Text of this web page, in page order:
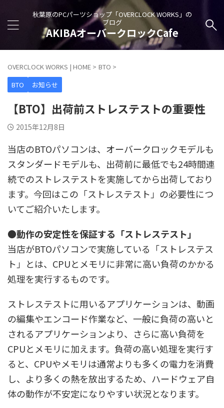
秋葉原のPCパーツショップ「OVERCLOCK WORKS」の
ブログ
AKIBAオーバークロックCafe
OVERCLOCK WORKS | HOME > BTO >
BTO
お知らせ
【BTO】出荷前ストレステストの重要性
2015年12月8日
当店のBTOパソコンは、オーバークロックモデルも
スタンダードモデルも、出荷前に最低でも24時間連
続でのストレステストを実施してから出荷しており
ます。今回はこの「ストレステスト」の必要性につ
いてご紹介いたします。
●動作の安定性を保証する「ストレステスト」
当店がBTOパソコンで実施している「ストレステス
ト」とは、CPUとメモリに非常に高い負荷のかかる
処理を実行するものです。
ストレステストに用いるアプリケーションは、動画
の編集やエンコード作業など、一般に負荷の高いと
されるアプリケーションより、さらに高い負荷を
CPUとメモリに加えます。負荷の高い処理を実行す
ると、CPUやメモリは通常よりも多くの電力を消費
し、より多くの熱を放出するため、ハードウェア自
体の動作が不安定になりやすい状況となります。